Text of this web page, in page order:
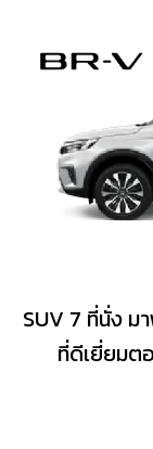
SUV 7 ที่นั่ง ม
ที่ดีเยี่ยมต